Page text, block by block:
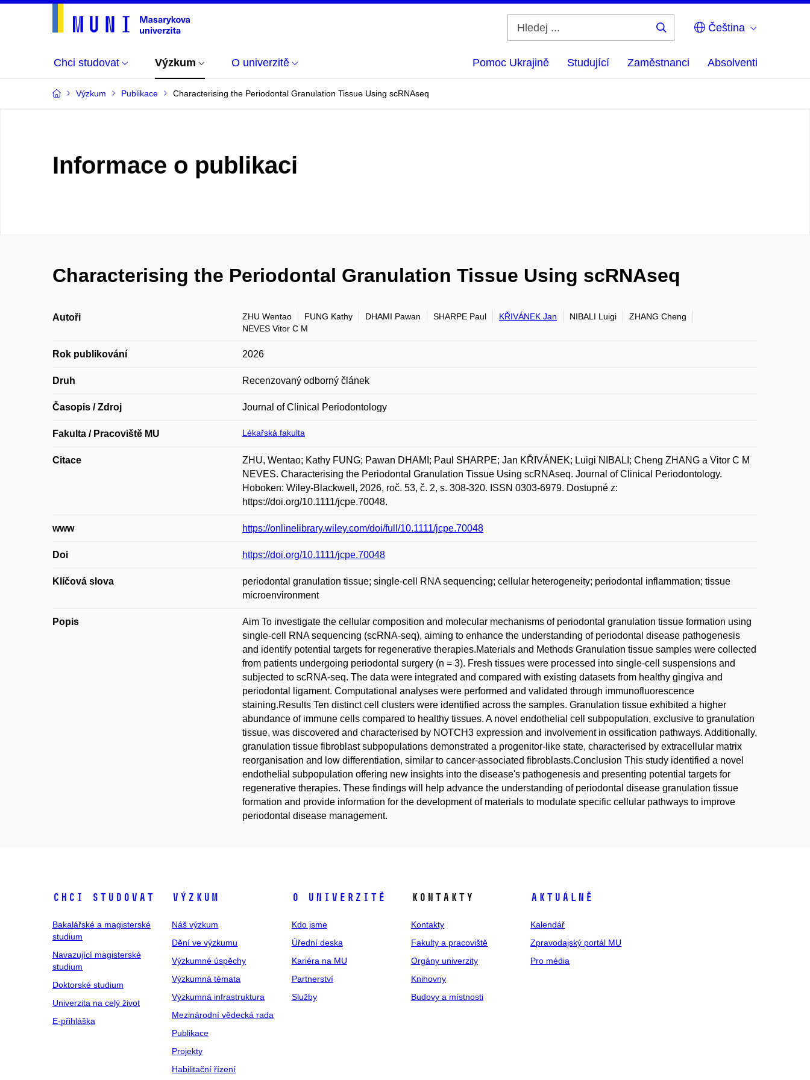
Čeština
Chci studovat Výzkum O univerzitě Pomoc Ukrajině Studující Zaměstnanci Absolventi
Výzkum Publikace Characterising the Periodontal Granulation Tissue Using scRNAseq
Informace o publikaci
Characterising the Periodontal Granulation Tissue Using scRNAseq
Autoři ZHU Wentao FUNG Kathy DHAMI Pawan SHARPE Paul KŘIVÁNEK Jan NIBALI Luigi
ZHANG Cheng
NEVES Vitor C M
Rok publikování 2026
Druh Recenzovaný odborný článek
Časopis / Zdroj Journal of Clinical Periodontology
Fakulta / Pracoviště MU Lékařská fakulta
Citace
ZHU, Wentao; Kathy FUNG; Pawan DHAMI; Paul SHARPE; Jan KŘIVÁNEK; Luigi NIBALI; Cheng ZHANG a Vitor C M
NEVES. Characterising the Periodontal Granulation Tissue Using scRNAseq. Journal of Clinical Periodontology.
Hoboken: Wiley-Blackwell, 2026, roč. 53, č. 2, s. 308-320. ISSN 0303-6979. Dostupné z:
https://doi.org/10.1111/jcpe.70048.
www https://onlinelibrary.wiley.com/doi/full/10.1111/jcpe.70048
Doi https://doi.org/10.1111/jcpe.70048
Klíčová slova
periodontal granulation tissue; single-cell RNA sequencing; cellular heterogeneity; periodontal inflammation; tissue
microenvironment
Popis
Aim To investigate the cellular composition and molecular mechanisms of periodontal granulation tissue formation using
single-cell RNA sequencing (scRNA-seq), aiming to enhance the understanding of periodontal disease pathogenesis
and identify potential targets for regenerative therapies.Materials and Methods Granulation tissue samples were collected
from patients undergoing periodontal surgery (n = 3). Fresh tissues were processed into single-cell suspensions and
subjected to scRNA-seq. The data were integrated and compared with existing datasets from healthy gingiva and
periodontal ligament. Computational analyses were performed and validated through immunofluorescence
staining.Results Ten distinct cell clusters were identified across the samples. Granulation tissue exhibited a higher
abundance of immune cells compared to healthy tissues. A novel endothelial cell subpopulation, exclusive to granulation
tissue, was discovered and characterised by NOTCH3 expression and involvement in ossification pathways. Additionally,
granulation tissue fibroblast subpopulations demonstrated a progenitor-like state, characterised by extracellular matrix
reorganisation and low differentiation, similar to cancer-associated fibroblasts.Conclusion This study identified a novel
endothelial subpopulation offering new insights into the disease's pathogenesis and presenting potential targets for
regenerative therapies. These findings will help advance the understanding of periodontal disease granulation tissue
formation and provide information for the development of materials to modulate specific cellular pathways to improve
periodontal disease management.
Chci studovat
Bakalářské a magisterské
studium
Navazující magisterské
studium
Doktorské studium
Univerzita na celý život
E-přihláška
Výzkum
Náš výzkum
Dění ve výzkumu
Výzkumné úspěchy
Výzkumná témata
Výzkumná infrastruktura
Mezinárodní vědecká rada
Publikace
Projekty
Habilitační řízení
O univerzitě
Kdo jsme
Úřední deska
Kariéra na MU
Partnerství
Služby
Kontakty
Kontakty
Fakulty a pracoviště
Orgány univerzity
Knihovny
Budovy a místnosti
Aktuálně
Kalendář
Zpravodajský portál MU
Pro média